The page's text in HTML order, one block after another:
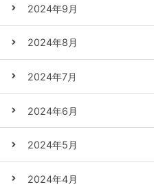
2024年9月
2024年8月
2024年7月
2024年6月
2024年5月
2024年4月